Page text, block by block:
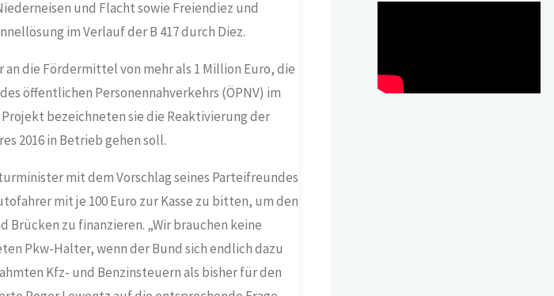
und Flacht sowie Freiendiez und
im Verlauf der B 417 durch Diez.
die Fördermittel von mehr als 1 Million Euro, die
öffentlichen Personennahverkehrs (ÖPNV) im
bezeichneten sie die Reaktivierung der
2016 in Betrieb gehen soll.
mit dem Vorschlag seines Parteifreundes
mit je 100 Euro zur Kasse zu bitten, um den
zu finanzieren. „Wir brauchen keine
Pkw-Halter, wenn der Bund sich endlich dazu
Kfz- und Benzinsteuern als bisher für den